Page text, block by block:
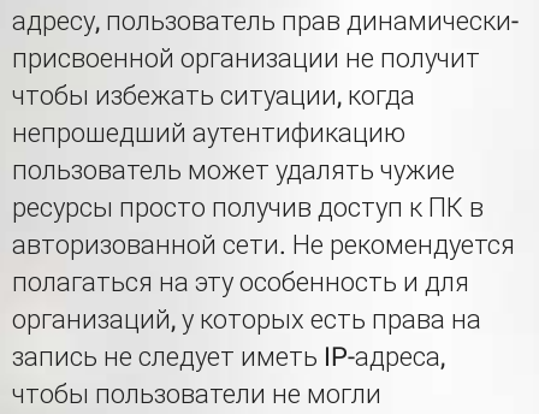
адресу, пользователь прав динамически-
присвоенной организации не получит
чтобы избежать ситуации, когда
непрошедший аутентификацию
пользователь может удалять чужие
ресурсы просто получив доступ к ПК в
авторизованной сети. Не рекомендуется
полагаться на эту особенность и для
организаций, у которых есть права на
запись не следует иметь IP-адреса,
чтобы пользователи не могли